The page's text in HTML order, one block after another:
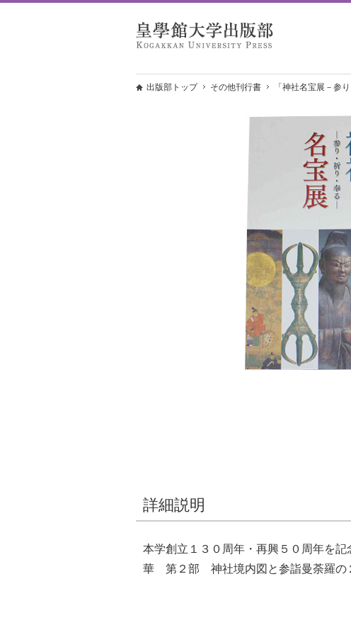
出版部トップ その他刊行書 「神社名宝展－参
詳細説明
本学創立１３０周年・再興５０周年を
華 第２部 神社境内図と参詣曼荼羅の